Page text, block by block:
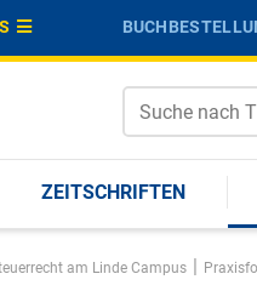
ZEITSCHRIFTEN
am Linde Campus |